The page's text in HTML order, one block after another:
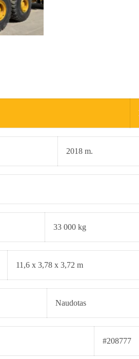
2018 m.
33 000 kg
11,6 x 3,78 x 3,72 m
Naudotas
#208777